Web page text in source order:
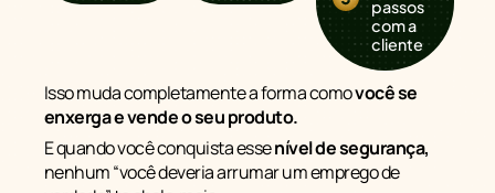
passos
com a
cliente
Isso muda completamente a forma comovocê se
enxerga e vende o seu produto.
E quando você conquista essenível de segurança,
nenhum “você deveria arrumar um emprego de